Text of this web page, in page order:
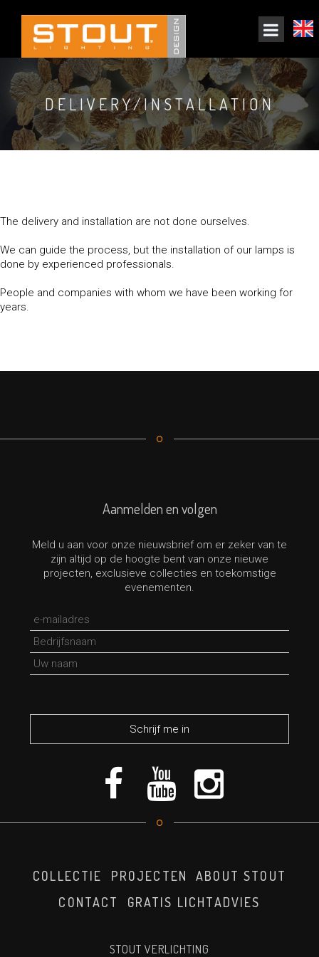
DELIVERY/INSTALLATION
The delivery and installation are not done ourselves.
We can guide the process, but the installation of our lamps is
done by experienced professionals.
People and companies with whom we have been working for
years.
Aanmelden en volgen
Meld u aan voor onze nieuwsbrief om er zeker van te
zijn altijd op de hoogte bent van onze nieuwe
projecten, exclusieve collecties en toekomstige
evenementen.
COLLECTIE PROJECTEN
ABOUT STOUT
CONTACT
GRATIS LICHTADVIES
STOUT VERLICHTING